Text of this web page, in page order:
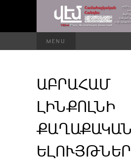
MENU
ԱԲՐԱՀԱՄ
ԼԻՆՔՈԼՆԻ
ՔԱՂԱՔԱԿԱՆ